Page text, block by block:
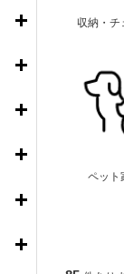
収納・チ
ペット